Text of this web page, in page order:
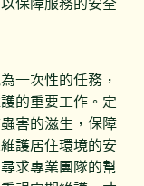
保障服務的安全
一次性的任務，
的重要工作。定
害的滋生，保障
護居住環境的安
求專業團隊的幫